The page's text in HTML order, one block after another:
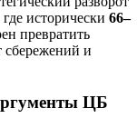
исторически 66–
превратить
сбережений и
ЦБ